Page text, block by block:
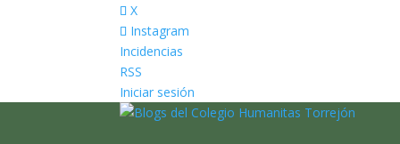
X
Instagram
Incidencias
RSS
Iniciar sesión